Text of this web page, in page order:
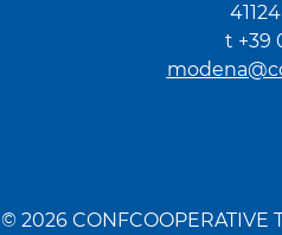
t +39
© 2026 CONFCOOPERATIVE